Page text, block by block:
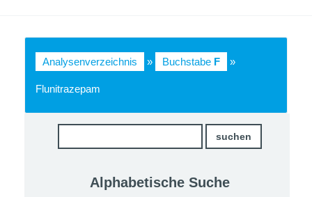
Analysenverzeichnis » Buchstabe F »
Flunitrazepam
Alphabetische Suche